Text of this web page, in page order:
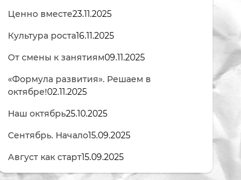
Ценно вместе23.11.2025
Культура роста16.11.2025
От смены к занятиям09.11.2025
«Формула развития». Решаем в
октябре!02.11.2025
Наш октябрь25.10.2025
Сентябрь. Начало15.09.2025
Август как старт15.09.2025